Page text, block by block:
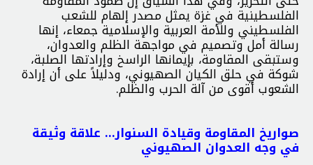
الفلسطينية في غزة يمثل مصدر إلهام للشعب
الفلسطيني وللأمة العربية والإسلامية جمعاء، إنها
رسالة أمل وتصميم في مواجهة الظلم والعدوان،
وستبقى المقاومة، بإيمانها الراسخ وإرادتها الصلبة،
شوكة في حلق الكيان الصهيوني، ودليلاً على أن إرادة
الشعوب أقوى من آلة الحرب والظلم.
صواريخ المقاومة وقيادة السنوار… علاقة وثيقة
في وجه العدوان الصهيوني